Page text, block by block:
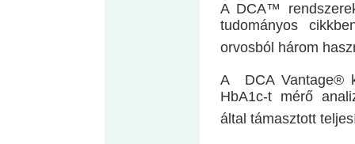
A DCA™
tudományos
orvosból három
A DCA Vantage®
HbA1c-t mérő
által támasztott